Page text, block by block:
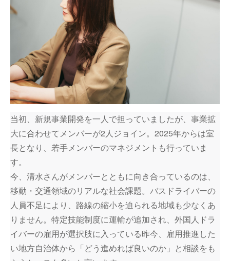
当初、新規事業開発を一人で担っていましたが、事業拡
大に合わせてメンバーが2人ジョイン。2025年からは室
長となり、若手メンバーのマネジメントも行っていま
す。
今、清水さんがメンバーとともに向き合っているのは、
移動・交通領域のリアルな社会課題。バスドライバーの
人員不足により、路線の縮小を迫られる地域も少なくあ
りません。特定技能制度に運輸が追加され、外国人ドラ
イバーの雇用が選択肢に入っている昨今、雇用推進した
い地方自治体から「どう進めれば良いのか」と相談をも